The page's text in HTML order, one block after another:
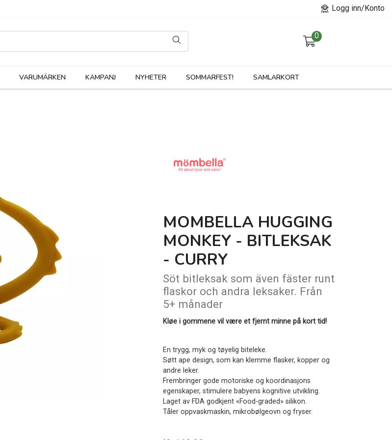
Logg inn/Konto
0
VARUMÄRKEN KAMPANJ NYHETER SOMMARFEST! SAMLARKORT
MOMBELLA HUGGING
MONKEY - BITLEKSAK
- CURRY
Söt bitleksak som även fäster runt
flaskor och andra leksaker. Från
5+ månader
Kløe i gommene vil være et fjernt minne på kort tid!
En trygg, myk og tøyelig biteleke.
Søtt ape design, som kan klemme flasker, kopper og
andre leker.
Frembringer gode motoriske og koordinasjons
egenskaper, stimulere babyens kognitive utvikling.
Laget av FDA godkjent «Food-graded» silikon.
Tåler oppvaskmaskin, mikrobølgeovn og fryser.